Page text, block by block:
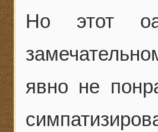
Но этот
явно не